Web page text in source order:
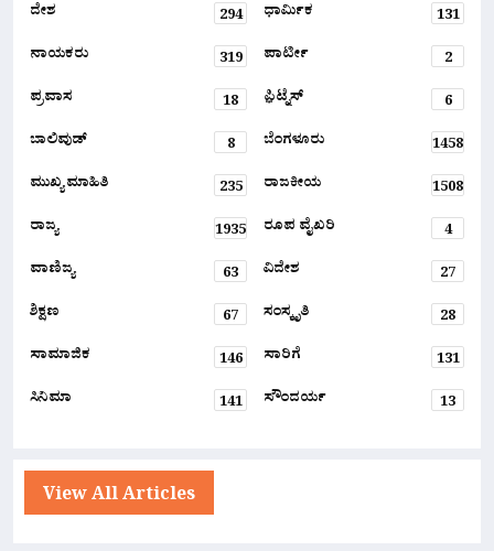
ದೇಶ
294 ಧಾರ್ಮಿಕ
131
ನಾಯಕರು
319 ಪಾರ್ಟೀ
2
ಪ್ರವಾಸ
18 ಫ಼ಿಟ್ನೆಸ್
6
ಬಾಲಿವುಡ್
8 ಬೆಂಗಳೂರು
1458
ಮುಖ್ಯ ಮಾಹಿತಿ
235 ರಾಜಕೀಯ
1508
ರಾಜ್ಯ
1935 ರೂಪ ವೈಖರಿ
4
ವಾಣಿಜ್ಯ
63 ವಿದೇಶ
27
ಶಿಕ್ಷಣ
67 ಸಂಸ್ಕೃತಿ
28
ಸಾಮಾಜಿಕ
146 ಸಾರಿಗೆ
131
ಸಿನಿಮಾ
141 ಸೌಂದರ್ಯ 13
View All Articles